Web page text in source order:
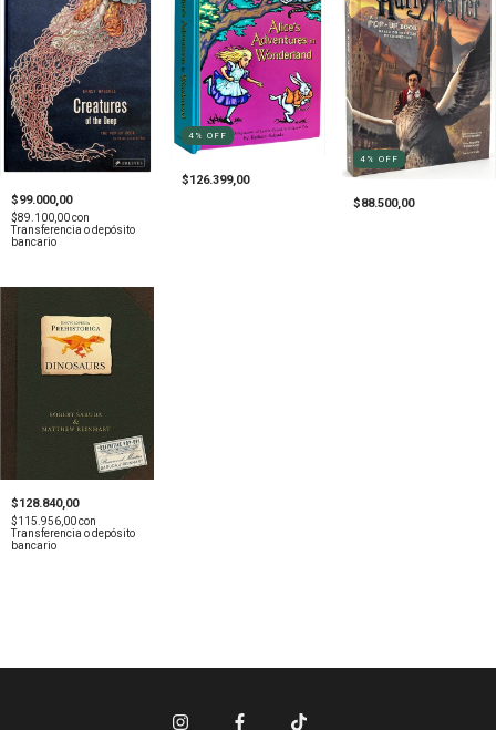
$99.000,00
$89.100,00con
Transferencia o depósito
bancario
4 %OFF
$126.399,00
4 % OFF
$88.500,00
$128.840,00
$115.956,00con
Transferencia o depósito
bancario